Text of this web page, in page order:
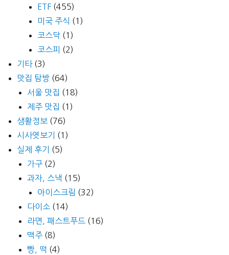
ETF (455)
미국 주식 (1)
코스닥 (1)
코스피 (2)
기타(3)
맛집 탐방 (64)
서울 맛집 (18)
제주 맛집 (1)
생활정보 (76)
시사엿보기
(1)
실제 후기
(5)
가구 (2)
과자, 스낵 (15)
아이스크림 (32)
다이소 (14)
라면, 패스트푸드 (16)
맥주 (8)
빵, 떡 (4)